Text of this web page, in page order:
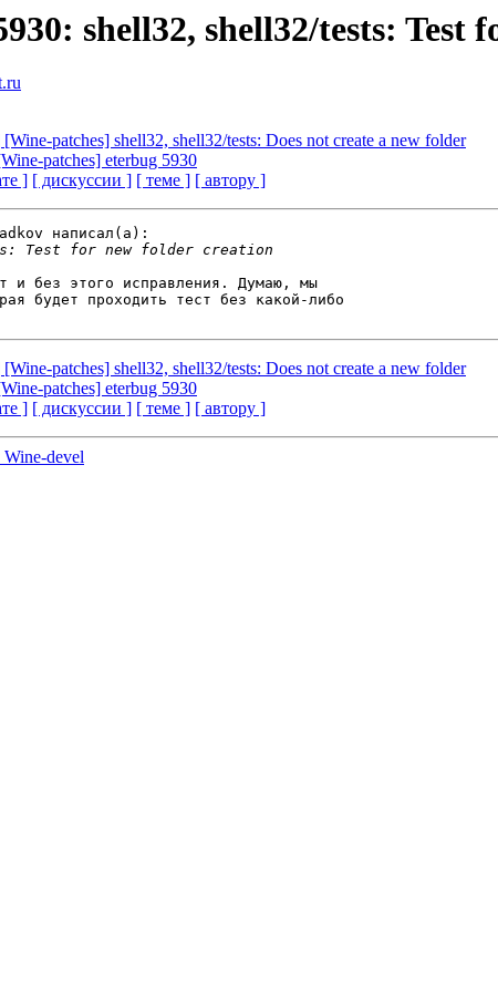
shell32, shell32/tests: Test
patches] shell32, shell32/tests: Does not create a new folder
patches] eterbug 5930
] [ дискуссии ] [ теме ] [ автору ]
написал(a):
и без этого исправления. Думаю, мы
будет проходить тест без какой-либо
patches] shell32, shell32/tests: Does not create a new folder
patches] eterbug 5930
] [ дискуссии ] [ теме ] [ автору ]
devel